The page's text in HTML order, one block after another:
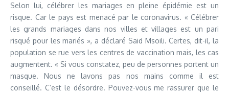
Selon lui, célébrer les mariages en pleine épidémie est un
risque. Car le pays est menacé par le coronavirus. « Célébrer
les grands mariages dans nos villes et villages est un pari
risqué pour les mariés », a déclaré Said Msoili. Certes, dit-il, la
population se rue vers les centres de vaccination mais, les cas
augmentent. « Si vous constatez, peu de personnes portent un
masque. Nous ne lavons pas nos mains comme il est
conseillé. C’est le désordre. Pouvez-vous me rassurer que le